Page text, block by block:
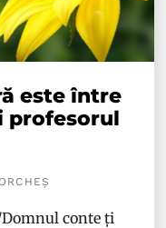
este între
profesorul
conte ți